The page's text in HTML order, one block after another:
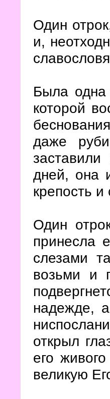
Один
и,
Была одна
которой
даже
дней, она
крепость и
Один
принесла
слезами
возьми и
надежде,
открыл
его
великую